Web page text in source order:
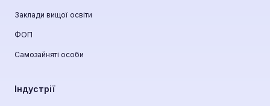
Заклади вищої освіти
ФОП
Самозайняті особи
Індустрії